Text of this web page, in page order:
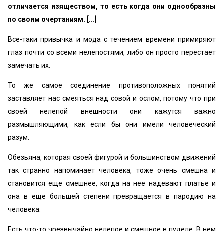
отличается изяществом, то есть когда они однообразны
по своим очертаниям. [...]
Все-таки привычка и мода с течением времени примиряют
глаз почти со всеми нелепостями, либо он просто перестает
замечать их.
То же самое соединение противоположных понятий
заставляет нас смеяться над совой и ослом, потому что при
своей нелепой внешности они кажутся важно
размышляющими, как если бы они имели человеческий
разум.
Обезьяна, которая своей фигурой и большинством движений
так странно напоминает человека, тоже очень смешна и
становится еще смешнее, когда на нее надевают платье и
она в еще большей степени превращается в пародию на
человека.